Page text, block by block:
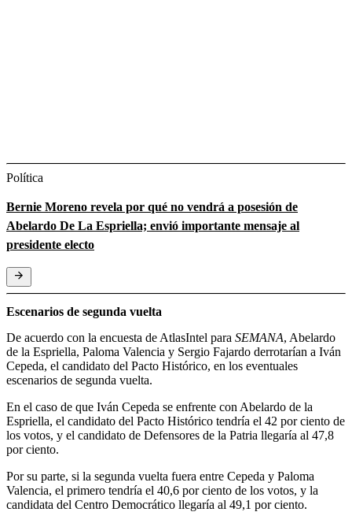
Política
Bernie Moreno revela por qué no vendrá a posesión de
Abelardo De La Espriella; envió importante mensaje al
presidente electo
Escenarios de segunda vuelta
De acuerdo con la encuesta de AtlasIntel para SEMANA, Abelardo
de la Espriella, Paloma Valencia y Sergio Fajardo derrotarían a Iván
Cepeda, el candidato del Pacto Histórico, en los eventuales
escenarios de segunda vuelta.
En el caso de que Iván Cepeda se enfrente con Abelardo de la
Espriella, el candidato del Pacto Histórico tendría el 42 por ciento de
los votos, y el candidato de Defensores de la Patria llegaría al 47,8
por ciento.
Por su parte, si la segunda vuelta fuera entre Cepeda y Paloma
Valencia, el primero tendría el 40,6 por ciento de los votos, y la
candidata del Centro Democrático llegaría al 49,1 por ciento.